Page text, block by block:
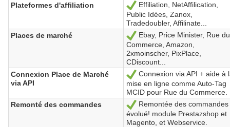
Plateformes d'affiliation
Sí
Effiliation, NetAffilication,
Public Idées, Zanox,
Tradedoubler, Affilinate...
Places de marché
Sí
Ebay, Price Minister, Rue du
Commerce, Amazon,
2xmoinscher, PixPlace,
CDiscount...
Connexion Place de Marché
via API
Sí
Connexion via API + aide à
mise en ligne comme Auto-Tag
MCID pour Rue du Commerce.
Remonté des commandes
Sí
Remontée des commandes
évolué! module Prestazshop et
Magento, et Webservice.